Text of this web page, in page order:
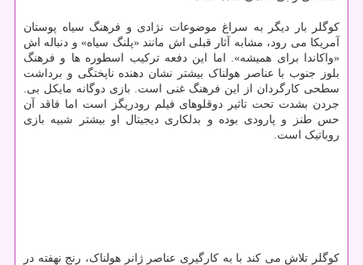
کوگلر بار دیگر به سراغ موضوعات نژادی و فرهنگ سیاه پوستان
آمریکا می رود، مشابه آثار قبلی اش مانند «پلنگ سیاه» و دنباله اش
«واکاندا برای همیشه». اما این دفعه ترکیب اسطوره ها و فرهنگ
بلوز جنوب با عناصر هولناک بیشتر نشان دهنده ناپختگی و برداشت
سطحی کارگردان از این فرهنگ غنی است. بازی دوگانه مایکل بی.
جردن بشدت تحت تاثیر دوقلوهای فیلم رودریگز است اما فاقد آن
حس طنز و پارودی بوده و بدلکاری دیجیتال او بیشتر شبیه بازی
روباتیک است.
کوگلر تلاش می کند با به کارگیری عناصر ژانر هولناک، رنج نهفته در